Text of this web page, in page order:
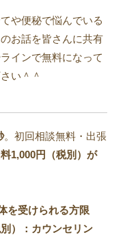
や便秘で悩んでいる
お話を皆さんに共有
インで無料になって
い＾＾
。初回相談無料・出張
1,000円（税別）が
を受けられる方限
）：カウンセリン